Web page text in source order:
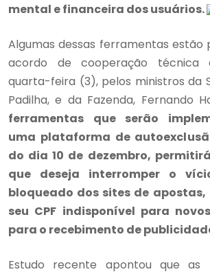
mental e financeira dos usuários.
Algumas dessas ferramentas estão
acordo de cooperação técnica
quarta-feira (3), pelos ministros da
Padilha, e da Fazenda, Fernando
ferramentas que serão
uma plataforma de
do dia 10 de dezembro,
que deseja interromper o
bloqueado dos sites de
seu CPF indisponível para
para o recebimento de
Estudo recente apontou que as